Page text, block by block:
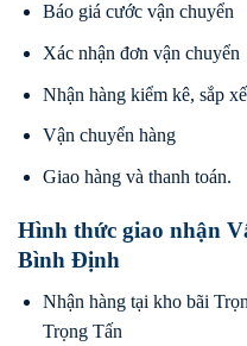
Báo giá cước vận chuyển
Xác nhận đơn vận chuyển
Nhận hàng kiểm kê, sắp
Vận chuyển hàng
Giao hàng và thanh toán.
Hình thức giao nhận
Bình Định
Nhận hàng tại kho bãi
Trọng Tấn